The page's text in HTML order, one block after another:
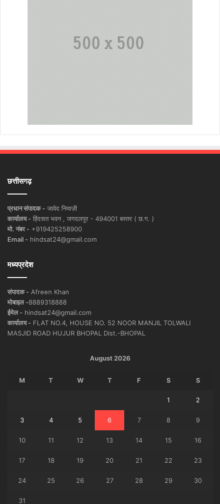
छत्तीसगढ़
प्रधान संपादक - जावेद नियाज़ी
कार्यालय - हिंदसत भवन , जगदलपुर - 494001 बस्तर ( छ.ग. )
मो. नंबर - +919425258900
Email - hindsat24@gmail.com
मध्यप्रदेश
संपादक - Afreen Khan
मोबाइल -8889318888
ईमेल - hindsat24@gmail.com
कार्यालय - FLAT NO.4, HOUSE NO. 52 NOOR MANJIL TOLWALI
MASJID ROAD HUJUR BHOPAL Dist.-BHOPAL
August 2026
M T W T F S S
1 2
3 4 5 6 7 8 9
10 11 12 13 14 15 16
17 18 19 20 21 22 23
24 25 26 27 28 29 30
31